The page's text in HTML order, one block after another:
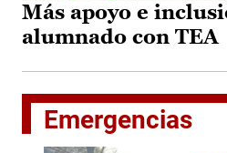
Más apoyo e
alumnado con TEA
Emergencias